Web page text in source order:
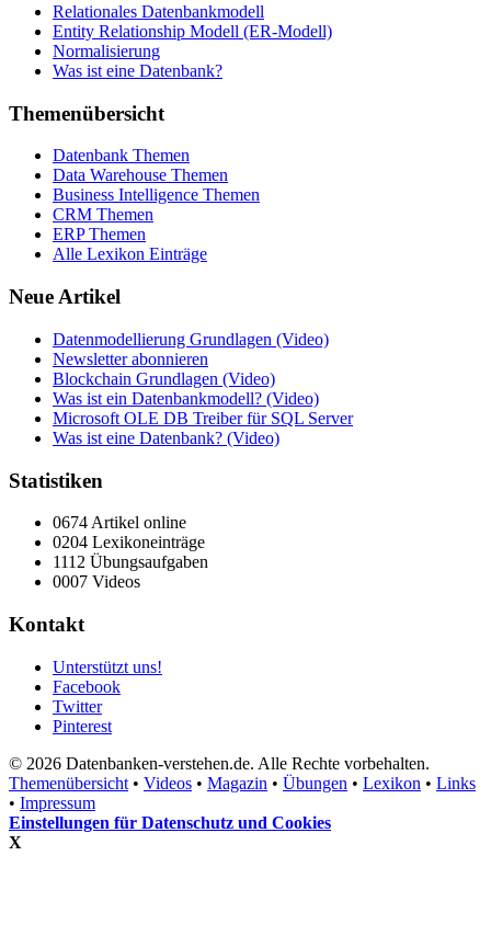
Relationales Datenbankmodell
Entity Relationship Modell (ER-Modell)
Normalisierung
Was ist eine Datenbank?
Themenübersicht
Datenbank Themen
Data Warehouse Themen
Business Intelligence Themen
CRM Themen
ERP Themen
Alle Lexikon Einträge
Neue Artikel
Datenmodellierung Grundlagen (Video)
Newsletter abonnieren
Blockchain Grundlagen (Video)
Was ist ein Datenbankmodell? (Video)
Microsoft OLE DB Treiber für SQL Server
Was ist eine Datenbank? (Video)
Statistiken
0674 Artikel online
0204 Lexikoneinträge
1112 Übungsaufgaben
0007 Videos
Kontakt
Unterstützt uns!
Facebook
Twitter
Pinterest
© 2026 Datenbanken-verstehen.de. Alle Rechte vorbehalten.
Themenübersicht • Videos • Magazin • Übungen • Lexikon • Links
• Impressum
Einstellungen für Datenschutz und Cookies
X